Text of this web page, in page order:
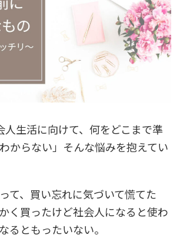
人生活に向けて、何をどこまで準
からない」そんな悩みを抱えてい
て、買い忘れに気づいて慌てた
く買ったけど社会人になると使わ
るともったいない。